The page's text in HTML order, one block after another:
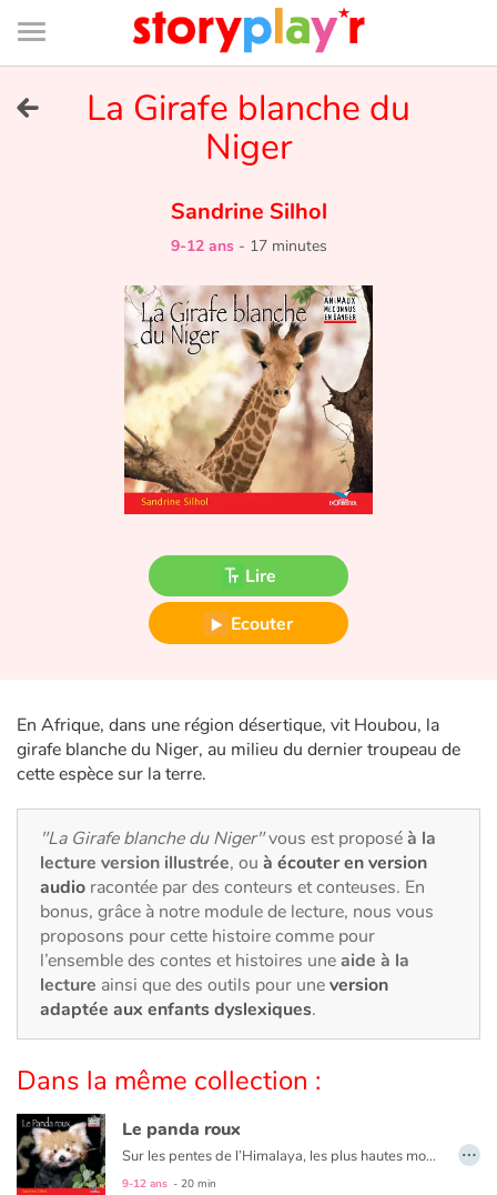
Connexion
Bibliothèque
de
page
Tester gratuitement
Bibliothèque
Contes d'ici et d'ailleurs
Fable, mythe, littérature et poésie
Princesses et princes, rois, reines et dragons
Ogres, monstres et sorcières
Écologie, nature, saisons
Les animaux
Voyage, épopée, enquête, aventure
Autour du monde
Apprentissage
Art, espace, activité
En famille
Quotidien et loisirs
La Girafe blanche du
Niger
Sandrine Silhol
9-12 ans- 17 minutes
Lire
Ecouter
En Afrique, dans une région désertique, vit Houbou, la
girafe blanche du Niger, au milieu du dernier troupeau de
cette espèce sur la terre.
"La Girafe blanche du Niger"vous est proposéà la
lecture version illustrée, ou à écouter en version
audio racontée par des conteurs et conteuses. En
bonus, grâce à notre module de lecture, nous vous
proposons pour cette histoire comme pour
l’ensemble des contes et histoires uneaide à la
lecture ainsi que des outils pour uneversion
adaptée aux enfants dyslexiques.
Dans la même collection :
Le panda roux
Sur les pentes de l’Himalaya, les plus hautes montagnes du monde, vit Qidji, le panda roux. Depuis sa naissance jusqu’à son âge adulte, découvre son histoire et la vie de ce petit animal vif et joyeux, doux comme une peluche, qui se nourrit de feuilles de bambou, mais dont la survie et bien difficile. Menacés par la destruction des forêts tempérées, les pandas roux risquent de disparaître si on ne leur vient pas en aide.
9-12 ans - 20 min
…